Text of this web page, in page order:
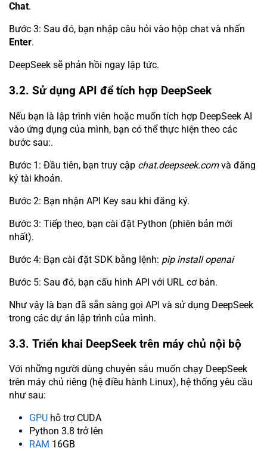
Chat.
Bước 3: Sau đó, bạn nhập câu hỏi vào hộp chat và nhấn
Enter.
DeepSeek sẽ phản hồi ngay lập tức.
3.2. Sử dụng API để tích hợp DeepSeek
Nếu bạn là lập trình viên hoặc muốn tích hợp DeepSeek AI
vào ứng dụng của mình, bạn có thể thực hiện theo các
bước sau:.
Bước 1: Đầu tiên, bạn truy cập chat.deepseek.comvà đăng
ký tài khoản.
Bước 2: Bạn nhận API Key sau khi đăng ký.
Bước 3: Tiếp theo, bạn cài đặt Python (phiên bản mới
nhất).
Bước 4: Bạn cài đặt SDK bằng lệnh: pip install openai
Bước 5: Sau đó, bạn cấu hình API với URL cơ bản.
Như vậy là bạn đã sẵn sàng gọi API và sử dụng DeepSeek
trong các dự án lập trình của mình.
3.3. Triển khai DeepSeek trên máy chủ nội bộ
Với những người dùng chuyên sâu muốn chạy DeepSeek
trên máy chủ riêng (hệ điều hành Linux), hệ thống yêu cầu
như sau:
GPU hỗ trợ CUDA
Python 3.8 trở lên
RAM 16GB